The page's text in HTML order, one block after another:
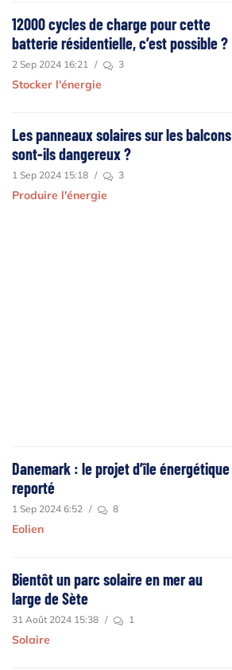
12000 cycles de charge pour cette
batterie résidentielle, c’est possible ?
2 Sep 2024 16:21 / 3
Stocker l'énergie
Les panneaux solaires sur les balcons
sont-ils dangereux ?
1 Sep 2024 15:18 / 3
Produire l'énergie
Danemark : le projet d’île énergétique
reporté
1 Sep 2024 6:52 / 8
Eolien
Bientôt un parc solaire en mer au
large de Sète
31 Août 2024 15:38 / 1
Solaire